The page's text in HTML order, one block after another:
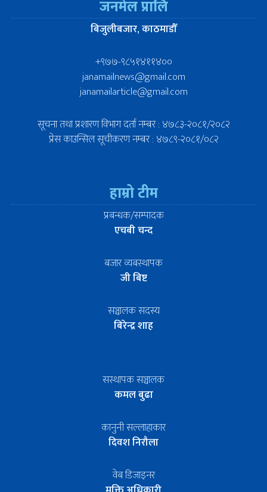
जनमेल प्रालि
बिजुलीबजार, काठमाडौँ
+९७७-९८५१४११४००
janamailnews@gmail.com
janamailarticle@gmail.com
सूचना तथा प्रशारण विभाग दर्ता नम्बर : ४७८३-२०८१/२०८२
प्रेस काउन्सिल सूचीकरण नम्बर : ४७८९-२०८१/०८२
हाम्रो टीम
प्रबन्धक/सम्पादक
एचबी चन्द
बजार व्यबस्थापक
जी बिष्ट
सञ्चालक सदस्य
बिरेन्द्र शाह
सस्थापक सञ्चालक
कमल बुढा
कानुनी सल्लाहाकार
दिवश निरौला
वेब डिजाइनर